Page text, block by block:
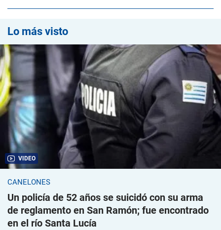
Lo más visto
VIDEO
CANELONES
Un policía de 52 años se suicidó con su arma
de reglamento en San Ramón; fue encontrado
en el río Santa Lucía